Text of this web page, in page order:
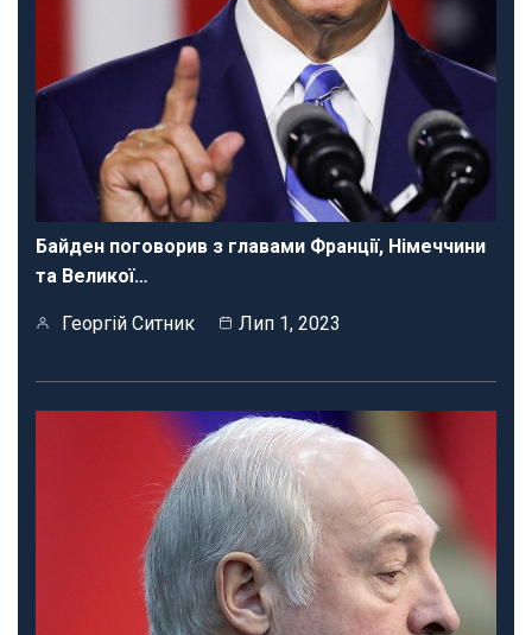
Байден поговорив з главами Франції, Німеччини
та Великої…
Георгій Ситник Лип 1, 2023